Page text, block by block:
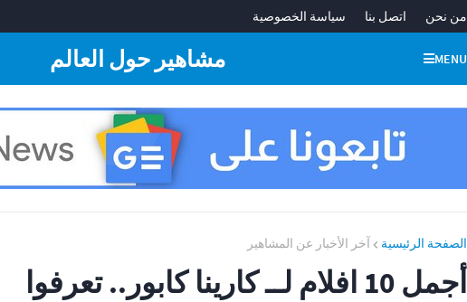
من نحن اتصل بنا سياسة الخصوصية
MENU مشاهير حول العالم
الصفحة الرئيسية آخر الأخبار عن المشاهير
أجمل 10 افلام لــ كارينا كابور.. تعرفوا